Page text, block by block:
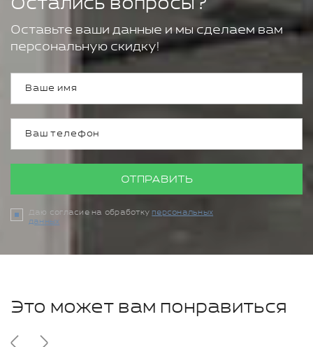
Оставьте ваши данные и мы сделаем вам
персональную скидку!
ОТПРАВИТЬ
Даю согласие на обработкуперсональных
данных
Это может вам понравиться